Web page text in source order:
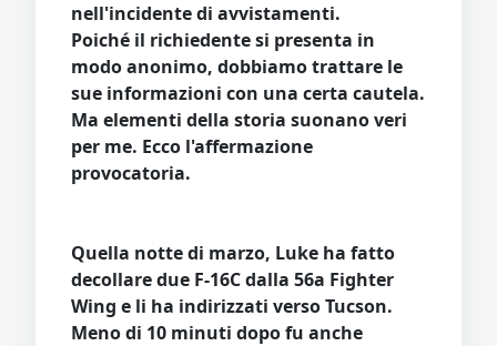
nell'incidente di avvistamenti.
Poiché il richiedente si presenta in
modo anonimo, dobbiamo trattare le
sue informazioni con una certa cautela.
Ma elementi della storia suonano veri
per me. Ecco l'affermazione
provocatoria.
Quella notte di marzo, Luke ha fatto
decollare due F-16C dalla 56a Fighter
Wing e li ha indirizzati verso Tucson.
Meno di 10 minuti dopo fu anche